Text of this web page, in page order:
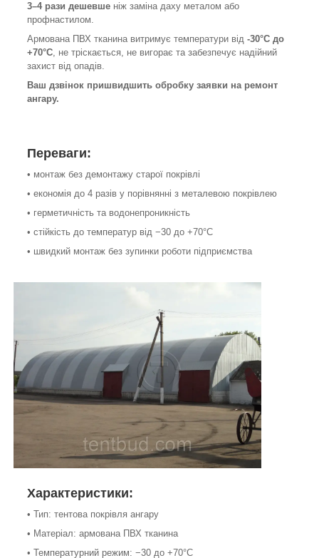
3–4 рази дешевше ніж заміна даху металом або
профнастилом.
Армована ПВХ тканина витримує температури від -30°C до
+70°C, не тріскається, не вигорає та забезпечує надійний
захист від опадів.
Ваш дзвінок пришвидшить обробку заявки на ремонт
ангару.
Переваги:
• монтаж без демонтажу старої покрівлі
• економія до 4 разів у порівнянні з металевою покрівлею
• герметичність та водонепроникність
• стійкість до температур від −30 до +70°C
• швидкий монтаж без зупинки роботи підприємства
Характеристики:
• Тип: тентова покрівля ангару
• Матеріал: армована ПВХ тканина
• Температурний режим: −30 до +70°C